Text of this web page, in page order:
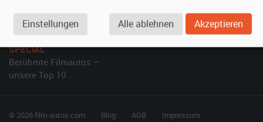
Inserat verwalten
SPECIAL
Berühmte Filmautos –
unsere Top 10 ...
© 2026 film-autos.com Blog AGB Impressum
Einstellungen Alle ablehnen Akzeptieren